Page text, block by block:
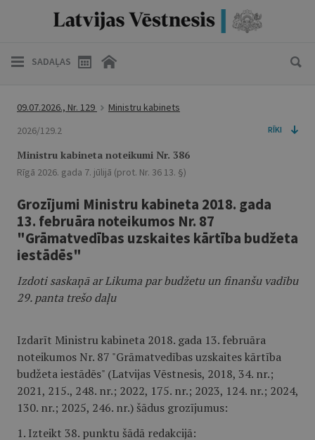
SADAĻAS
09.07.2026., Nr. 129
Ministru kabinets
2026/129.2
RĪKI
Ministru kabineta noteikumi Nr. 386
Rīgā 2026. gada 7. jūlijā (prot. Nr. 36 13. §)
Grozījumi Ministru kabineta 2018. gada
13. februāra noteikumos Nr. 87
"Grāmatvedības uzskaites kārtība budžeta
iestādēs"
Izdoti saskaņā ar Likuma par budžetu un finanšu vadību
29. panta trešo daļu
Izdarīt Ministru kabineta 2018. gada 13. februāra
noteikumos Nr. 87 "Grāmatvedības uzskaites kārtība
budžeta iestādēs" (Latvijas Vēstnesis, 2018, 34. nr.;
2021, 215., 248. nr.; 2022, 175. nr.; 2023, 124. nr.; 2024,
130. nr.; 2025, 246. nr.) šādus grozījumus:
1. Izteikt 38. punktu šādā redakcijā: